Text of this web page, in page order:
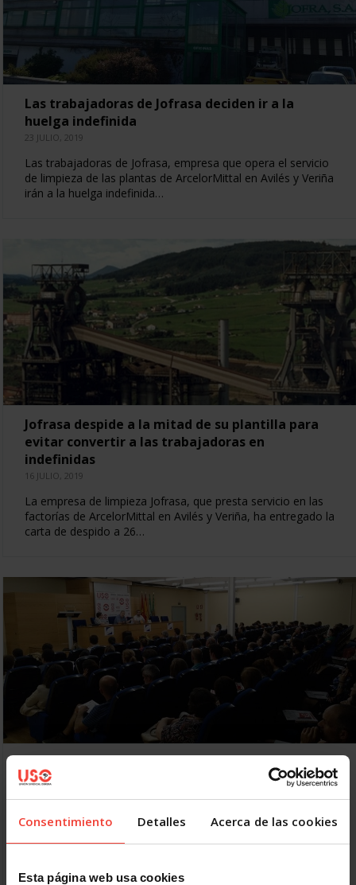
Consentimiento Detalles Acerca de las cookies
Esta página web usa cookies
Las trabajadoras de Jofrasa deciden ir a la
huelga indefinida
23 JULIO, 2019
Las trabajadoras de Jofrasa, empresa que opera el servicio
de limpieza de las plantas de ArcelorMittal en Avilés y Veriña
irán a la huelga indefinida…
Jofrasa despide a la mitad de su plantilla para
evitar convertir a las trabajadoras en
indefinidas
16 JULIO, 2019
La empresa de limpieza Jofrasa, que presta servicio en las
factorías de ArcelorMittal en Avilés y Veriña, ha entregado la
carta de despido a 26…
interinos y temporales en fraude de ley
Unos 120 trabajadores de la Administración Pública de